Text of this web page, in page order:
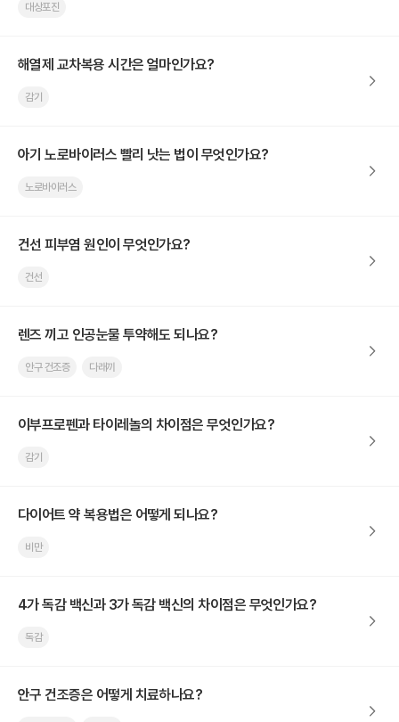
대상포진
해열제 교차복용 시간은 얼마인가요?
감기
아기 노로바이러스 빨리 낫는 법이 무엇인가요?
노로바이러스
건선 피부염 원인이 무엇인가요?
건선
렌즈 끼고 인공눈물 투약해도 되나요?
안구 건조증 다래끼
이부프로펜과 타이레놀의 차이점은 무엇인가요?
감기
다이어트 약 복용법은 어떻게 되나요?
비만
4가 독감 백신과 3가 독감 백신의 차이점은 무엇인가요?
독감
안구 건조증은 어떻게 치료하나요?